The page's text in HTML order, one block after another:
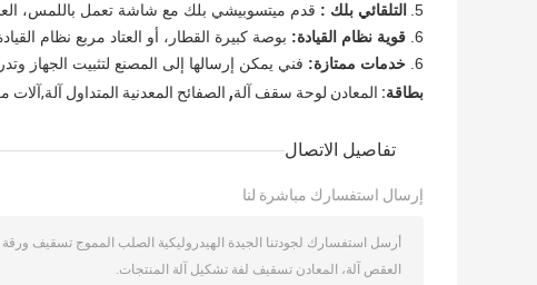
5.
التلقائي بلك : قدم ميتسوبيشي بلك مع شاشة تعمل باللمس،
6. قوية نظام القيادة: بوصة كبيرة القطار، أو العتاد مربع نظام
6. خدمات ممتازة: فني يمكن إرسالها إلى المصنع لتثبيت الجهاز
بطاقة: المعادن لوحة سقف آلة, الصفائح المعدنية المتداول آلة,آلات
تفاصيل الاتصال
إرسال استفسارك مباشرة لنا